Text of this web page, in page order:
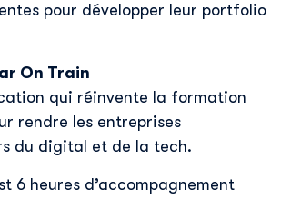
fournir du
pour développer leur portfolio
On Train
qui réinvente la formation
rendre les entreprises
du digital et de la tech.
6 heures d’accompagnement